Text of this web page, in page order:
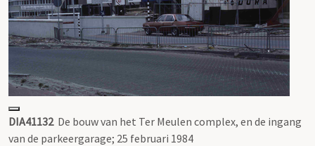
DIA41132 De bouw van het Ter Meulen complex, en de ingang
van de parkeergarage; 25 februari 1984